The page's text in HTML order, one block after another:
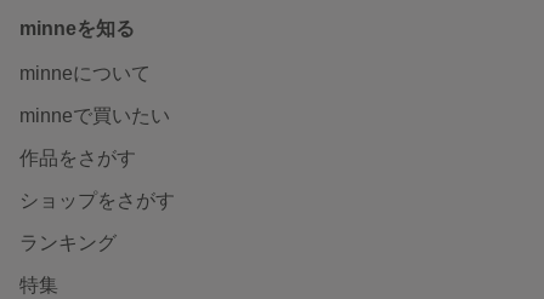
minneを知る
minneについて
minneで買いたい
作品をさがす
ショップをさがす
ランキング
特集